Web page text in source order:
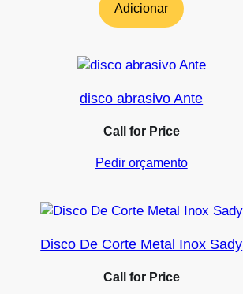
Adicionar
disco abrasivo Ante
Call for Price
Pedir orçamento
Disco De Corte Metal Inox Sady
Call for Price